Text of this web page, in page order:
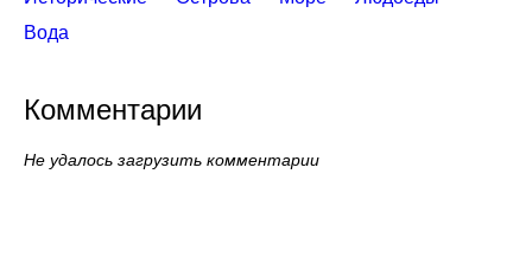
Вода
Комментарии
Не удалось загрузить комментарии